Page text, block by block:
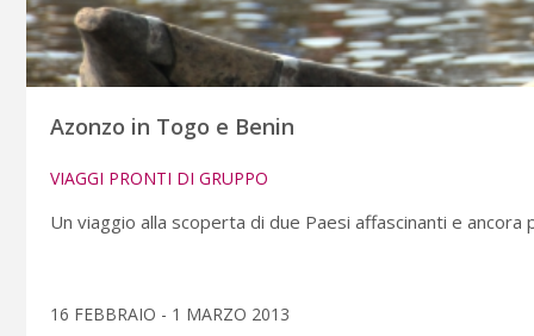
Azonzo in Togo e Benin
VIAGGI PRONTI DI GRUPPO
Un viaggio alla scoperta di due Paesi affascinanti e
16 FEBBRAIO - 1 MARZO 2013